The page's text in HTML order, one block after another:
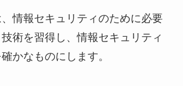
情報セキュリティのために必要
術を習得し、情報セキュリティ
かなものにします。